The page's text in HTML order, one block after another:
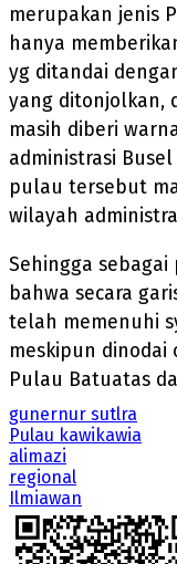
merupakan jenis
hanya
yg ditandai
yang ditonjolkan,
masih diberi
administrasi
pulau tersebut
wilayah
Sehingga
bahwa secara
telah memenuhi
meskipun dinodai
Pulau Batuatas
gunernur sutlra
Pulau kawikawia
alimazi
regional
Ilmiawan